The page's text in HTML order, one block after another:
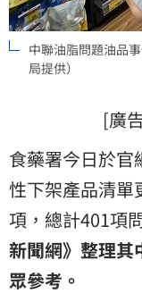
中聯油脂問題油品
局提供）
[廣
食藥署今日於官
性下架產品清單
項，總計401項
新聞網》整理其
眾參考。